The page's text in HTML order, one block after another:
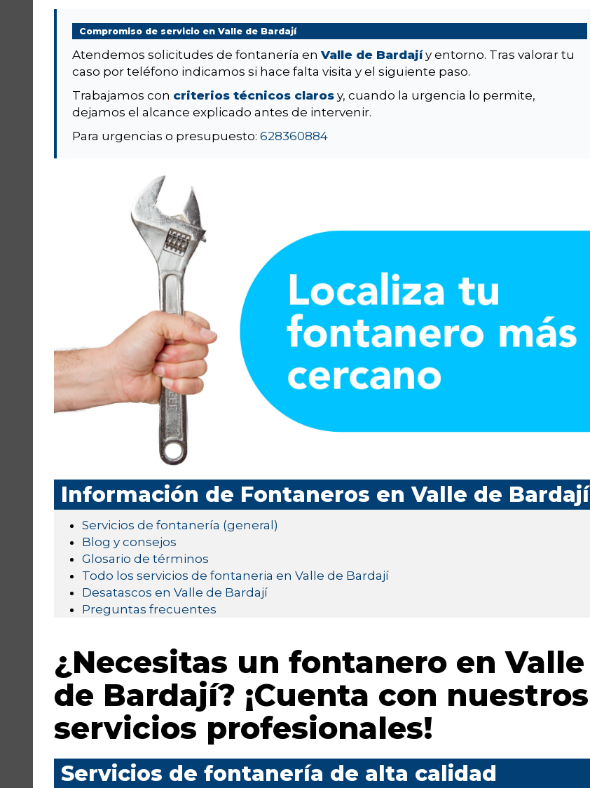
Compromiso de servicio en Valle de Bardají
Atendemos solicitudes de fontanería en Valle de Bardajíy entorno. Tras valorar tu
caso por teléfono indicamos si hace falta visita y el siguiente paso.
Trabajamos con criterios técnicos claros y, cuando la urgencia lo permite,
dejamos el alcance explicado antes de intervenir.
Para urgencias o presupuesto: 628360884
Información de Fontaneros en Valle de Bardají
Servicios de fontanería (general)
Blog y consejos
Glosario de términos
Todo los servicios de fontaneria en Valle de Bardají
Desatascos en Valle de Bardají
Preguntas frecuentes
¿Necesitas un fontanero en Valle
de Bardají? ¡Cuenta con nuestros
servicios profesionales!
Servicios de fontanería de alta calidad